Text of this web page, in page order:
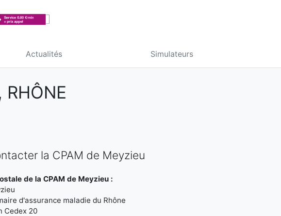
Actualités Simulateurs
RHÔNE
la CPAM de Meyzieu
de la CPAM de Meyzieu :
d'assurance maladie du Rhône
Cedex 20